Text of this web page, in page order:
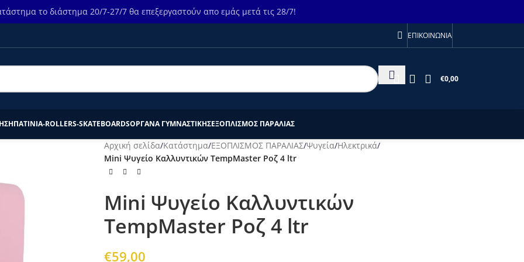
το διάστημα 20/7-27/7 θα επεξεργαστούν απο εμάς μετά τις 28/7!
ΕΠΙΚΟΙΝΩΝΙΑ
€0,00
ΠΑΤΙΝΙΑ-ROLLERS-SKATEBOARDSΟΡΓΑΝΑ ΓΥΜΝΑΣΤΙΚΗΣΕΞΟΠΛΙΣΜΟΣ ΠΑΡΑΛΙΑΣ
Αρχική σελίδα/Κατάστημα/ΕΞΟΠΛΙΣΜΟΣ ΠΑΡΑΛΙΑΣ/Ψυγεία/Ηλεκτρικά/
Mini Ψυγείο Καλλυντικών TempMaster Ροζ 4 ltr
Mini Ψυγείο Καλλυντικών
TempMaster Ροζ 4 ltr
€59,00